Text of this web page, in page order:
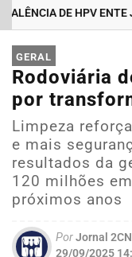
DE HPV ENTE
EM ALTA
GERAL
Rodoviária
por
Limpeza
e mais
resultados da
120 milhões
próximos anos
PorJornal
29/09/2025